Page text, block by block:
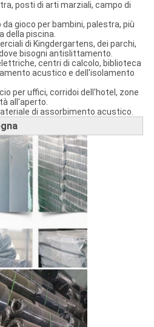
posti di arti marziali, campo di
gioco per bambini, palestra, più
della piscina.
di Kingdergartens, dei parchi,
bisogni antislittamento.
centri di calcolo, biblioteca
acustico e dell'isolamento
per uffici, corridoi dell'hotel, zone
all'aperto.
di assorbimento acustico.